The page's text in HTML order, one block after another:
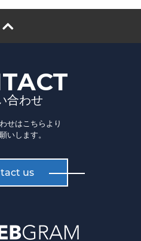
合わせ
せはこちらより
いします。
us